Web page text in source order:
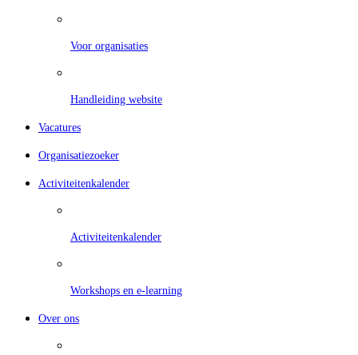
Voor organisaties
Handleiding website
Vacatures
Organisatiezoeker
Activiteitenkalender
Activiteitenkalender
Workshops en e-learning
Over ons